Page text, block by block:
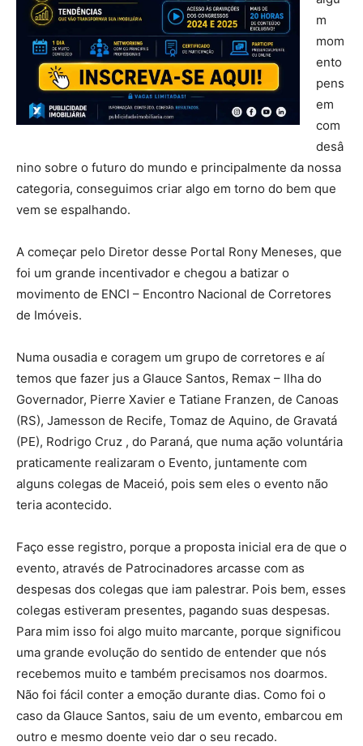
m
mom
ento
pens
em
com
desâ
nino sobre o futuro do mundo e principalmente da nossa
categoria, conseguimos criar algo em torno do bem que
vem se espalhando.
A começar pelo Diretor desse Portal Rony Meneses, que
foi um grande incentivador e chegou a batizar o
movimento de ENCI – Encontro Nacional de Corretores
de Imóveis.
Numa ousadia e coragem um grupo de corretores e aí
temos que fazer jus a Glauce Santos, Remax – Ilha do
Governador, Pierre Xavier e Tatiane Franzen, de Canoas
(RS), Jamesson de Recife, Tomaz de Aquino, de Gravatá
(PE), Rodrigo Cruz , do Paraná, que numa ação voluntária
praticamente realizaram o Evento, juntamente com
alguns colegas de Maceió, pois sem eles o evento não
teria acontecido.
Faço esse registro, porque a proposta inicial era de que o
evento, através de Patrocinadores arcasse com as
despesas dos colegas que iam palestrar. Pois bem, esses
colegas estiveram presentes, pagando suas despesas.
Para mim isso foi algo muito marcante, porque significou
uma grande evolução do sentido de entender que nós
recebemos muito e também precisamos nos doarmos.
Não foi fácil conter a emoção durante dias. Como foi o
caso da Glauce Santos, saiu de um evento, embarcou em
outro e mesmo doente veio dar o seu recado.